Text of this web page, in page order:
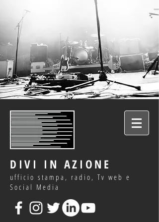
DIVI IN AZIONE
ufficio stampa, radio, Tv web e
Social Media